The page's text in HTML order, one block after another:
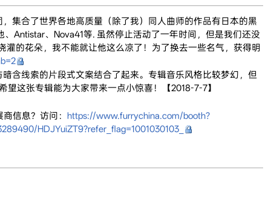
集合了世界各地高质量（除了我）同人曲师的作品有日本的黑
Antistar、Nova41等. 虽然停止活动了一年时间，但是我们还没
的花朵，我不能就让他这么凉了！为了换去一些名气，获得明
含线索的片段式文案结合了起来。专辑音乐风格比较梦幻，但
望这张专辑能为大家带来一点小惊喜！【2018-7-7】
信息？访问： https://www.furrychina.com/booth?
HDJYuiZT9?refer_flag=1001030103_